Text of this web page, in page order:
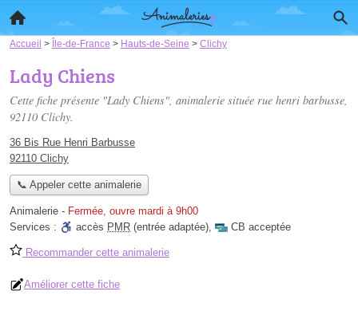
Accueil > Île-de-France > Hauts-de-Seine > Clichy
Lady Chiens
Cette fiche présente "Lady Chiens", animalerie située rue henri barbusse,
92110 Clichy.
36 Bis Rue Henri Barbusse
92110 Clichy
📞 Appeler cette animalerie
Animalerie - Fermée, ouvre mardi à 9h00
Services :
accès PMR (entrée adaptée), CB acceptée
Recommander cette animalerie
Améliorer cette fiche